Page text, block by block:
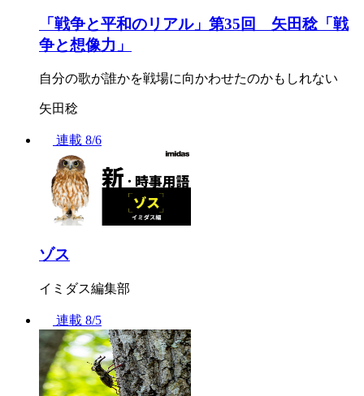
「戦争と平和のリアル」第35回 矢田稔「戦
争と想像力」
自分の歌が誰かを戦場に向かわせたのかもしれない
矢田稔
連載 8/6
ゾス
イミダス編集部
連載 8/5